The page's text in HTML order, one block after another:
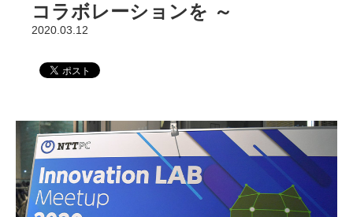
コラボレーションを ～
2020.03.12